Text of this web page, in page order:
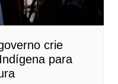
crie
para